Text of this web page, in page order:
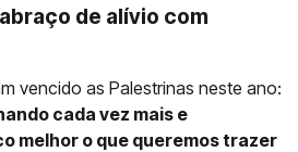
de alívio com
vencido as Palestrinas neste ano:
cada vez mais e
melhor o que queremos trazer